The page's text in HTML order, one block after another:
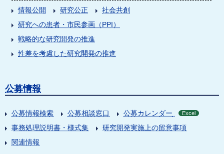
情報公開
研究公正
社会共創
研究への患者・市民参画（PPI）
戦略的な研究開発の推進
性差を考慮した研究開発の推進
公募情報
公募情報検索 公募相談窓口 公募カレンダー Excel
事務処理説明書・様式集
研究開発実施上の留意事項
関連情報